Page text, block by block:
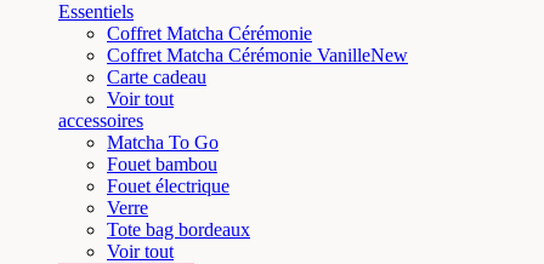
Essentiels
Coffret Matcha Cérémonie
Coffret Matcha Cérémonie VanilleNew
Carte cadeau
Voir tout
accessoires
Matcha To Go
Fouet bambou
Fouet électrique
Verre
Tote bag bordeaux
Voir tout